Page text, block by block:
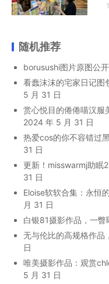
随机推荐
borusushi图片原图公
看蠢沫沫的宅家日记图
5 月 31 日
赏心悦目的倦倦喵汉服
2024 年 5 月 31 日
热爱cos的你不容错过
31 日
更新！misswarmj助眠
31 日
Eloise软软合集：永恒
月 31 日
白银81摄影作品，一瞥
无与伦比的高规格作品
日
唯美摄影作品：观赏
5 月 31 日